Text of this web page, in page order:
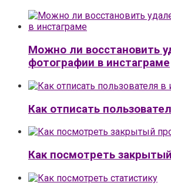
Можно ли восстановить
фотографии в инстаграме
Как отписать
Как посмотреть